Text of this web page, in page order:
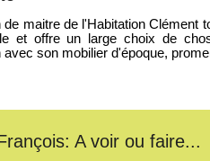
maitre de l'Habitation
et offre un large choix de
son mobilier d'époque,
A voir ou faire...